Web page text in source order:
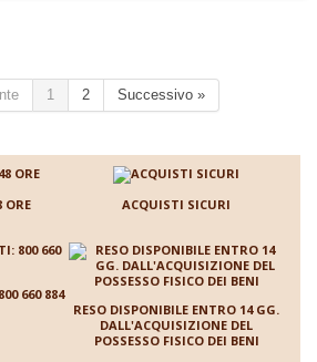
1 2 Successivo »
ORE ACQUISTI SICURI
660 884
RESO DISPONIBILE ENTRO 14 GG.
DALL'ACQUISIZIONE DEL
POSSESSO FISICO DEI BENI